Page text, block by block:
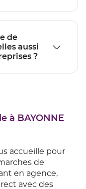
aussi
?
à BAYONNE
accueille pour
de
en agence,
avec des